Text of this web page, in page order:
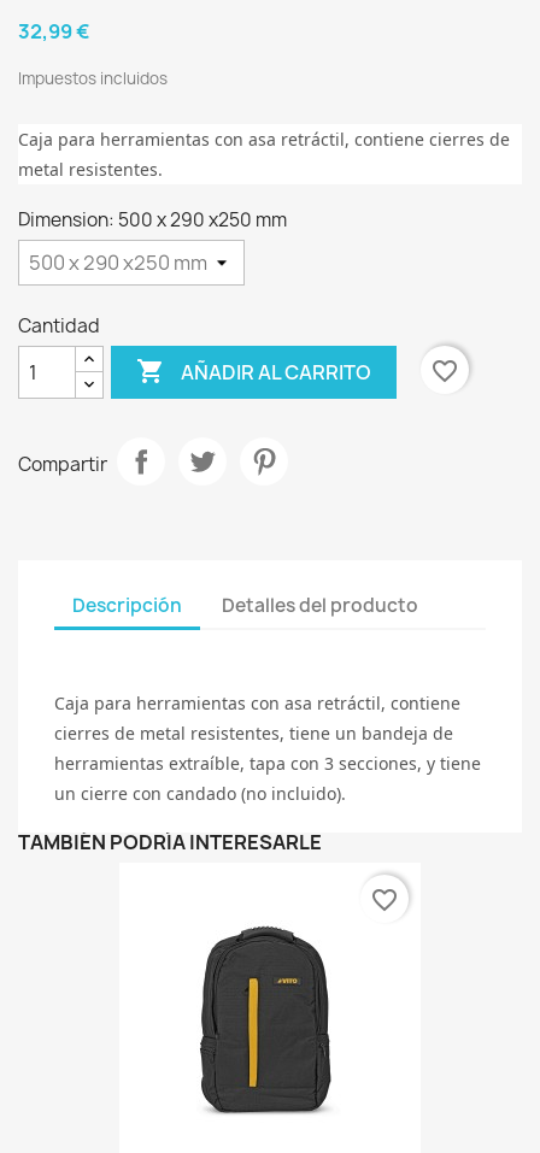
32,99 €
Impuestos incluidos
Caja para herramientas con asa retráctil, contiene cierres de
metal resistentes.
Dimension: 500 x 290 x250 mm
Cantidad
 AÑADIR AL CARRITO favorite_border
Compartir
Descripción Detalles del producto
Caja para herramientas con asa retráctil, contiene
cierres de metal resistentes, tiene un bandeja de
herramientas extraíble, tapa con 3 secciones, y tiene
un cierre con candado (no incluido).
TAMBIÉN PODRÍA INTERESARLE
favorite_border